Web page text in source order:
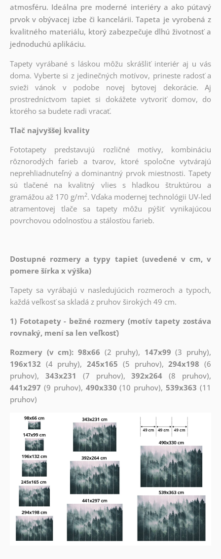
atmosféru. Ideálna pre moderné interiéry a ako pútavý
prvok v obývacej izbe či kancelárii. Tapeta je vyrobená z
kvalitného materiálu, ktorý zabezpečuje dlhú životnosť a
jednoduchú aplikáciu.
Tapety vyrábané s láskou môžu skrášliť interiér aj u vás
doma. Vyberte si z jedinečných motívov, prineste radosť a
svieži vánok v podobe novej bytovej dekorácie. Aj
prostredníctvom tapiet si dokážete vytvoriť domov, do
ktorého sa budete radi vracať.
Tlač najvyššej kvality
Fototapety predstavujú rozličné motívy, kombináciu
rôznorodých farieb a tvarov, ktoré spoločne vytvárajú
neprehliadnuteľný a dominantný prvok miestnosti. Tapety
sú tlačené na kvalitný vlies s hladkou štruktúrou a
gramážou až 170 g/m2. Vďaka modernej technológii UV-led
atramentovej tlače sa tapety môžu pýšiť vynikajúcou
povrchovou odolnosťou a stálosťou farieb.
Dostupné rozmery a typy tapiet (uvedené v cm, v
pomere šírka x výška)
Tapety sa vyrábajú v nasledujúcich rozmeroch a typoch,
každá veľkosť sa skladá z pruhov širokých 49 cm.
1) Fototapety - bežné rozmery (motív tapety zostáva
rovnaký, mení sa len veľkosť)
Rozmery (v cm): 98x66 (2 pruhy), 147x99 (3 pruhy),
196x132 (4 pruhy),245x165 (5 pruhov),294x198 (6
pruhov), 343x231 (7 pruhov),392x264 (8 pruhov),
441x297 (9 pruhov), 490x330 (10 pruhov),539x363 (11
pruhov)